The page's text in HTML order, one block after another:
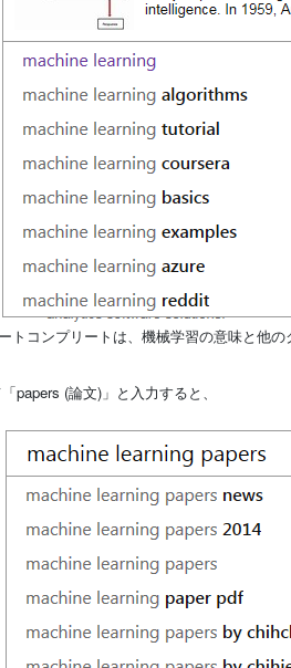
トコンプリートは、機械学習の意味と他の
papers (論文)」と入力すると、